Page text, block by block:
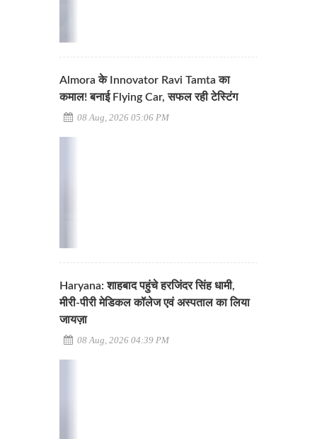
Almora के Innovator Ravi Tamta का
कमाल! बनाई Flying Car, सफल रही टेस्टिंग
08 Aug, 2026 05:06 PM
Haryana: शाहबाद पहुंचे हरजिंदर सिंह धामी,
मीरी-पीरी मेडिकल कॉलेज एवं अस्पताल का लिया
जायज़ा
08 Aug, 2026 04:39 PM